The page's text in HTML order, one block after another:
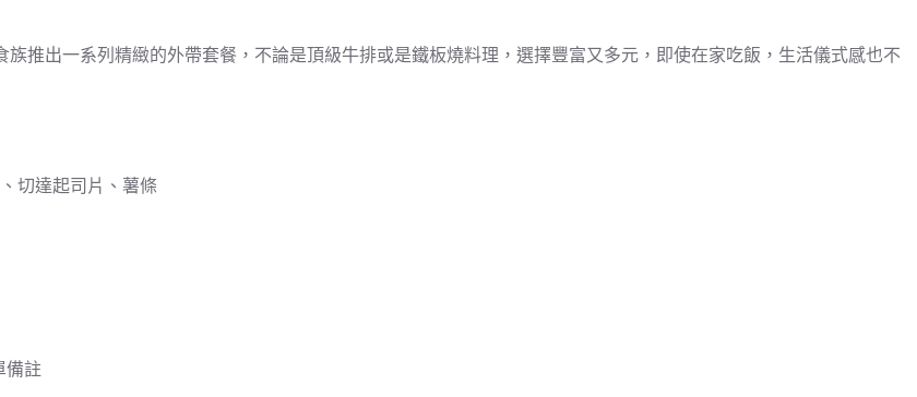
推出一系列精緻的外帶套餐，不論是頂級牛排或是鐵板燒料理，選擇豐富又多元，即使在家吃飯，生活儀式感也不
切達起司片、薯條
備註